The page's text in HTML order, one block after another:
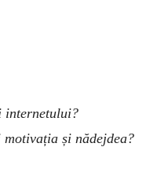
internetului?
și nădejdea?